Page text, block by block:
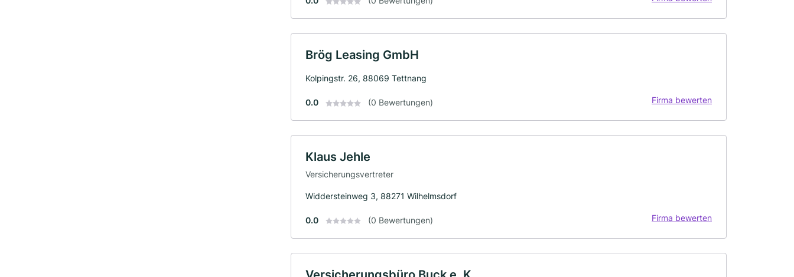
Brög Leasing GmbH
Kolpingstr. 26, 88069 Tettnang
0.0 (0 Bewertungen) Firma bewerten
Klaus Jehle
Versicherungsvertreter
Widdersteinweg 3, 88271 Wilhelmsdorf
0.0 (0 Bewertungen) Firma bewerten